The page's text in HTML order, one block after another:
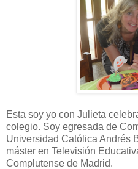
Esta soy yo con Julieta
colegio. Soy egresada de
Universidad Católica Andrés
máster en Televisión
Complutense de Madrid.